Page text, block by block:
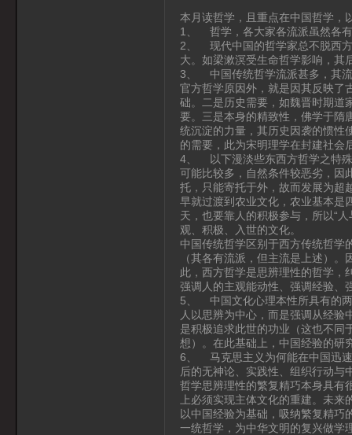
本月读哲学，且重点在中国哲学，
1、 哲学，各大家各流派虽然各
2、 现代中国的哲学家总不脱西
大。如梁漱溟受生命哲学影响，其
3、 中国传统哲学流派甚多，其流
官方哲学原因外，就是因其反映了
础。二是历史需要，如魏晋时期道
要。三是本身的精致性，佛学于隋
统沉淀的力量，其历史因袭的惯性
的需要，此为宋明理学在封建社会
4、 以下漫淡些东西方哲学之特殊
可能比较多，自然条件较恶劣，因
托，只能寄托于外，故而发展为超
早就过渡到农业文化，农业基本是
天，也要靠人的积极参与，所以“
观、积极、入世的文化。
中国传统哲学区别于西方传统哲学
（其各有流派，但主流是上述）
此，西方哲学是思辨理性的哲学，
强调人的主观能动性、强调经验、
5、 中国文化心理本性所具有的
人以思辨为中心，而是强调从经
是积极追求此世的功业（这也不同
想）。在此基础上，中国经验的研
6、 马克思主义为何能在中国迅速
后的无神论、实践性、组织行动与
哲学思辨理性的繁复精巧本身具有
上必须实现主体文化的重建。未
以中国经验为基础，吸纳繁复精
一统哲学，为中华文明的复兴做学